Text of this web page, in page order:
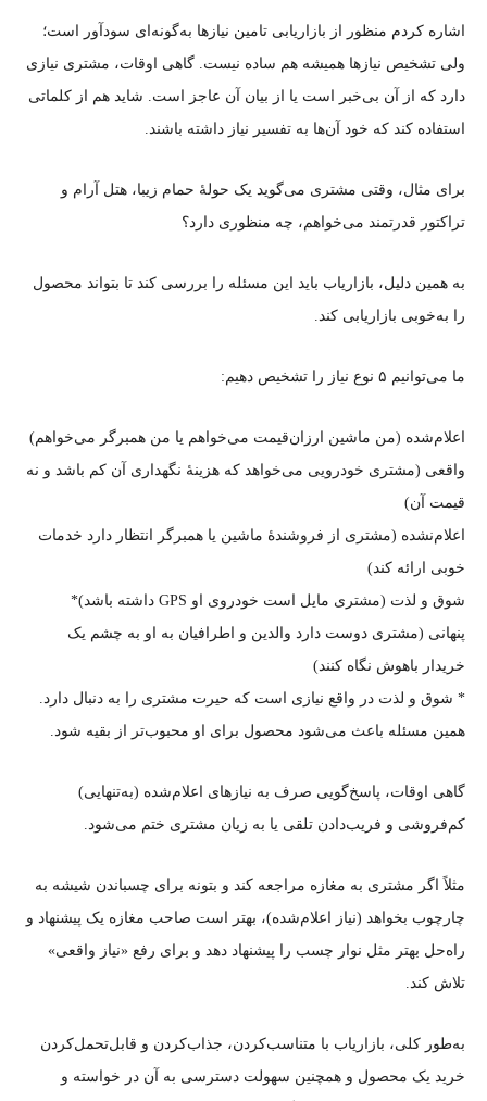
اشاره کردم منظور از بازاریابی تامین نیازها به‌گونه‌ای سودآور است؛
ولی تشخیص نیازها همیشه هم ساده نیست. گاهی اوقات، مشتری نیازی
دارد که از آن بی‌خبر است یا از بیان آن عاجز است. شاید هم از کلماتی
استفاده کند که خود آن‌ها به تفسیر نیاز داشته باشند.
برای مثال، وقتی مشتری می‌گوید یک حولهٔ حمام زیبا، هتل آرام و
تراکتور قدرتمند می‌خواهم، چه منظوری دارد؟
به همین دلیل، بازاریاب باید این مسئله را بررسی کند تا بتواند محصول
را به‌خوبی بازاریابی کند.
ما می‌توانیم ۵ نوع نیاز را تشخیص دهیم:
اعلام‌شده (من ماشین ارزان‌قیمت می‌خواهم یا من همبرگر می‌خواهم)
واقعی (مشتری خودرویی می‌خواهد که هزینهٔ نگهداری آن کم باشد و نه
قیمت آن)
اعلام‌نشده (مشتری از فروشندهٔ ماشین یا همبرگر انتظار دارد خدمات
خوبی ارائه کند)
شوق و لذت (مشتری مایل است خودروی او GPS داشته باشد)*
پنهانی (مشتری دوست دارد والدین و اطرافیان به او به چشم یک
خریدار باهوش نگاه کنند)
* شوق و لذت در واقع نیازی است که حیرت مشتری را به دنبال دارد.
همین مسئله باعث می‌شود محصول برای او محبوب‌تر از بقیه شود.
گاهی اوقات، پاسخ‌گویی صرف به نیازهای اعلام‌شده (به‌تنهایی)
کم‌فروشی و فریب‌دادن تلقی یا به زیان مشتری ختم می‌شود.
مثلاً اگر مشتری به مغازه مراجعه کند و بتونه برای چسباندن شیشه به
چارچوب بخواهد (نیاز اعلام‌شده)، بهتر است صاحب مغازه یک پیشنهاد و
راه‌حل بهتر مثل نوار چسب را پیشنهاد دهد و برای رفع «نیاز واقعی»
تلاش کند.
به‌طور کلی، بازاریاب با متناسب‌کردن، جذاب‌کردن و قابل‌تحمل‌کردن
خرید یک محصول و همچنین سهولت دسترسی به آن در خواسته و